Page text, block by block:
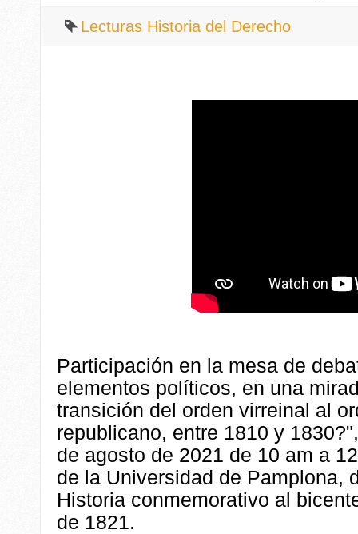
Lecturas Historia del Derecho
Participación en la mesa de
elementos políticos, en una
transición del orden virreinal al
republicano, entre 1810 y
de agosto de 2021 de 10 am a
de la Universidad de Pamplona,
Historia conmemorativo al
de 1821.